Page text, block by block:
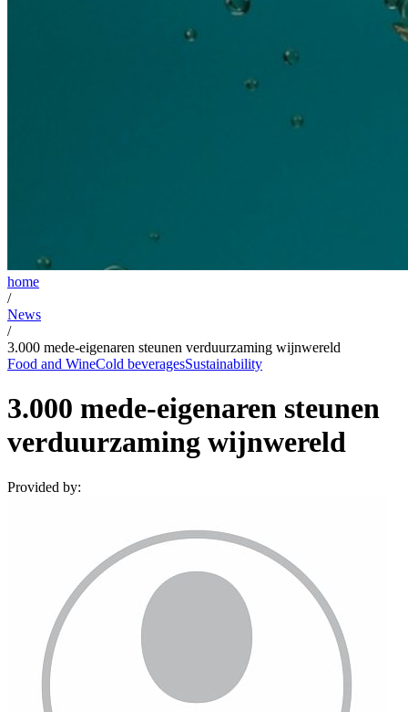
home
/
News
/
3.000 mede-eigenaren steunen verduurzaming wijnwereld
Food and WineCold beveragesSustainability
3.000 mede-eigenaren steunen
verduurzaming wijnwereld
Provided by: